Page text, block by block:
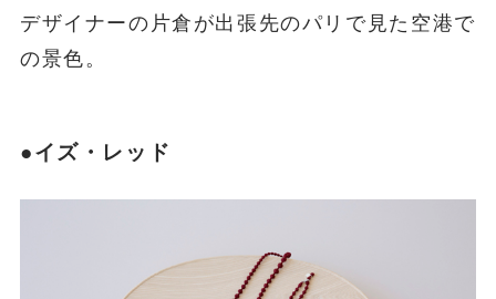
デザイナーの片倉が出張先のパリで見た空港で
の景色。
●イズ・レッド